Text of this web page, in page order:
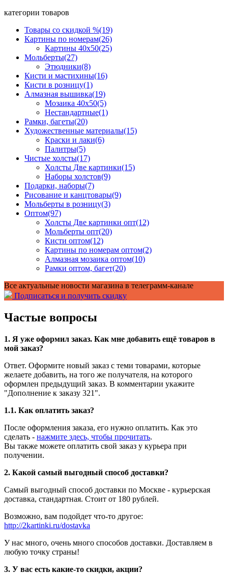
категории товаров
Товары со скидкой %(19)
Картины по номерам(26)
Картины 40x50(25)
Мольберты(27)
Этюдники(8)
Кисти и мастихины(16)
Кисти в розницу(1)
Алмазная вышивка(19)
Мозаика 40x50(5)
Нестандартные(1)
Рамки, багеты(20)
Художественные материалы(15)
Краски и лаки(6)
Палитры(5)
Чистые холсты(17)
Холсты Две картинки(15)
Наборы холстов(9)
Подарки, наборы(7)
Рисование и канцтовары(9)
Мольберты в розницу(3)
Оптом(97)
Холсты Две картинки опт(12)
Мольберты опт(20)
Кисти оптом(12)
Картины по номерам оптом(2)
Алмазная мозаика оптом(10)
Рамки оптом, багет(20)
Все актуальные новости магазина в телеграмм-канале
Подписаться и получить скидку
Частые вопросы
1. Я уже оформил заказ. Как мне добавить ещё товаров в
мой заказ?
Ответ. Оформите новый заказ с теми товарами, которые
желаете добавить, на того же получателя, на которого
оформлен предыдущий заказ. В комментарии укажите
"Дополнение к заказу 321".
1.1. Как оплатить заказ?
После оформления заказа, его нужно оплатить. Как это
сделать - нажмите здесь, чтобы прочитать.
Вы также можете оплатить свой заказ у курьера при
получении.
2. Какой самый выгодный способ доставки?
Самый выгодный способ доставки по Москве - курьерская
доставка, стандартная. Стоит от 180 рублей.
Возможно, вам подойдет что-то другое:
http://2kartinki.ru/dostavka
У нас много, очень много способов доставки. Доставляем в
любую точку страны!
3. У вас есть какие-то скидки, акции?